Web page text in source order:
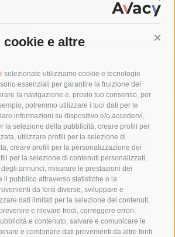
e altre
selezionate utilizziamo cookie e tecnologie
essenziali per garantire la fruizione dei
la navigazione e, previo tuo consenso, per
potremmo utilizzare i tuoi dati per le
informazioni su dispositivo e/o accedervi,
la selezione della pubblicità, creare profili per
utilizzare profili per la selezione di
creare profili per la personalizzazione dei
per la selezione di contenuti personalizzati,
annunci, misurare le prestazioni dei
il pubblico attraverso statistiche o la
da fonti diverse, sviluppare e
dati limitati per la selezione dei contenuti,
e rilevare frodi, correggere errori,
e contenuto, salvare e comunicare le
e combinare dati provenienti da altre fonti
Serata evento nel ricordo
Dalla
anas
di punta campanella
arresto
di porto capri
carabinieri
circumvesuviana
concerto
contagi
covid-19 eav
elezioni
gori guardia costiera
incidente
mare
massa lubrense